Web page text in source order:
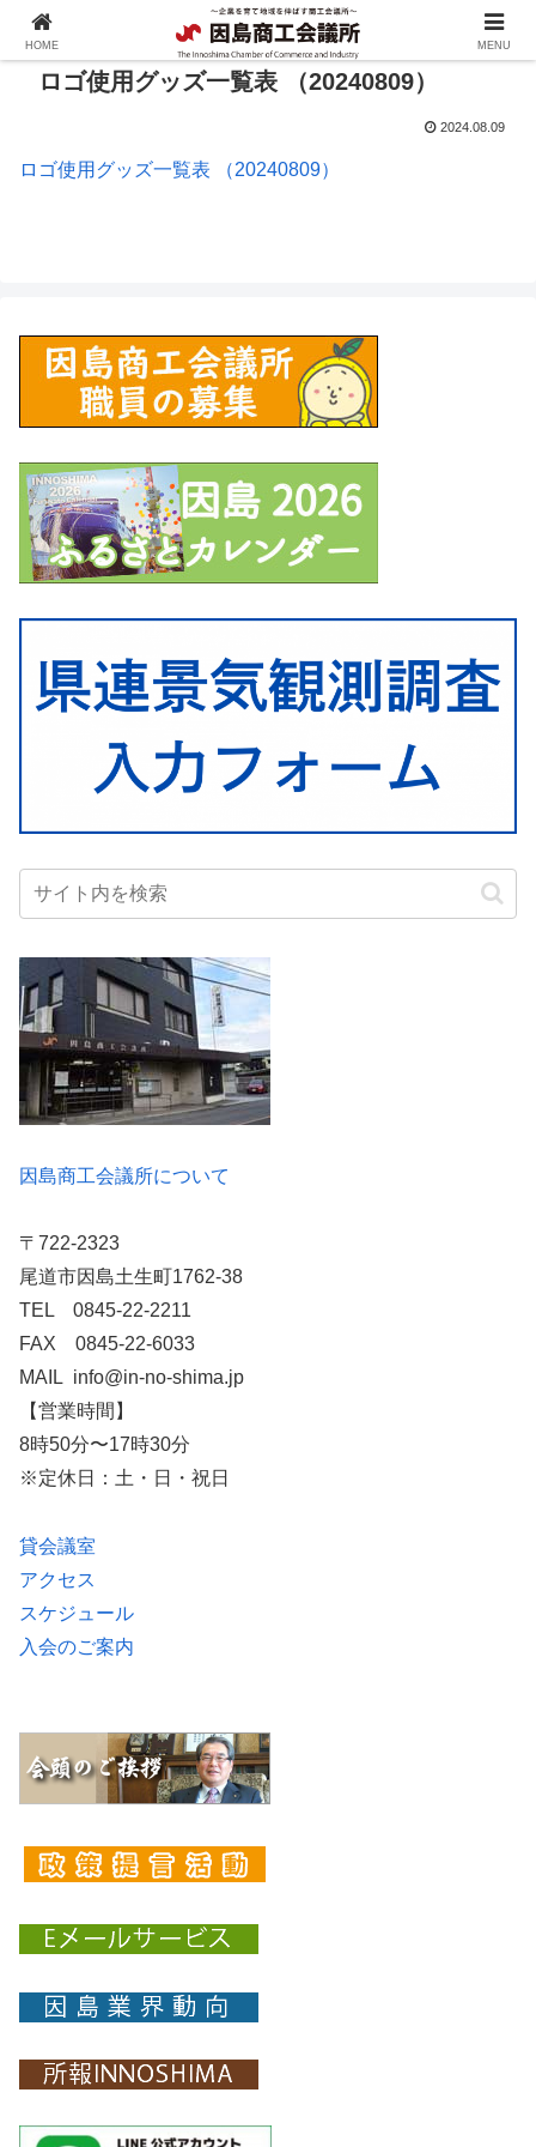
ロゴ使用グッズ一覧表 （20240809）
2024.08.09
ロゴ使用グッズ一覧表 （20240809）
因島商工会議所について
〒722-2323
尾道市因島土生町1762-38
TEL 0845-22-2211
FAX 0845-22-6033
MAIL info@in-no-shima.jp
【営業時間】
8時50分〜17時30分
※定休日：土・日・祝日
貸会議室
アクセス
スケジュール
入会のご案内
HOME MENU